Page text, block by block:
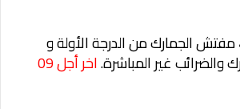
مباراة توظيف 450 مفتش الجمارك من الدرجة الأولة و
والضرائب غير المباشرة. اخر أجل 09